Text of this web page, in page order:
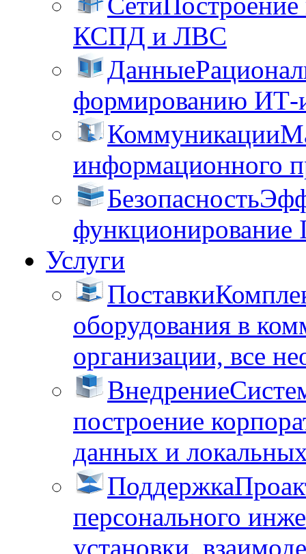
КСПД и ЛВС
Данные
формированию ИТ-
Коммуникации
информационного
Безопасность
функционирование
Услуги
Поставки
оборудования в
организации, все
Внедрение
построение
данных и
Поддержка
персонального
установки,